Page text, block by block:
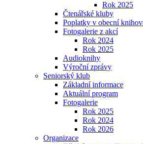
Rok 2025
Čtenářské kluby
Poplatky v obecní
Fotogalerie z akcí
Rok 2024
Rok 2025
Audioknihy
Výroční zprávy
Seniorský klub
Základní informace
Aktuální program
Fotogalerie
Rok 2025
Rok 2024
Rok 2026
Organizace